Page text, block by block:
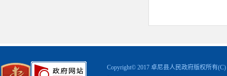
Copyright© 2017 卓尼县人民政府版权所有